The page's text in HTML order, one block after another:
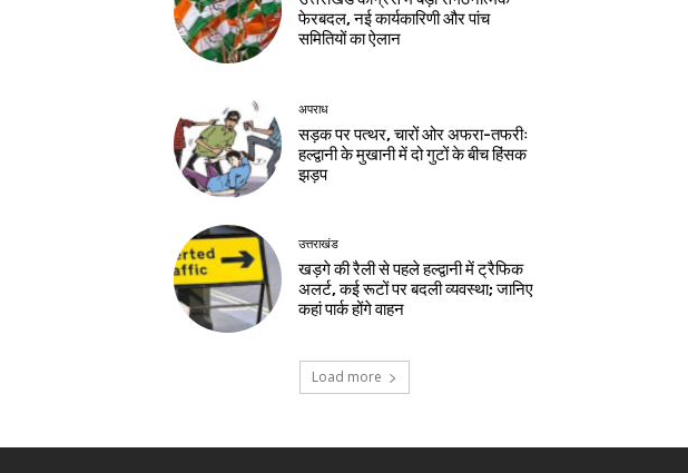
फेरबदल, नई कार्यकारिणी और पांच
समितियों का ऐलान
अपराध
सड़क पर पत्थर, चारों ओर अफरा-तफरीः
हल्द्वानी के मुखानी में दो गुटों के बीच हिंसक
झड़प
उत्तराखंड
खड़गे की रैली से पहले हल्द्वानी में ट्रैफिक
अलर्ट, कई रूटों पर बदली व्यवस्था; जानिए
कहां पार्क होंगे वाहन
Load more